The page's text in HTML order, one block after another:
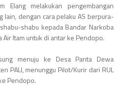
Elang melakukan pengembangan
lain, dengan cara pelaku AS berpura-
shabu kepada Bandar Narkoba
Air Itam untuk di antar ke Pendopo.
menuju ke Desa Panta Dewa
PALI, menunggu Pilot/Kurir dari RUL
Pendopo.